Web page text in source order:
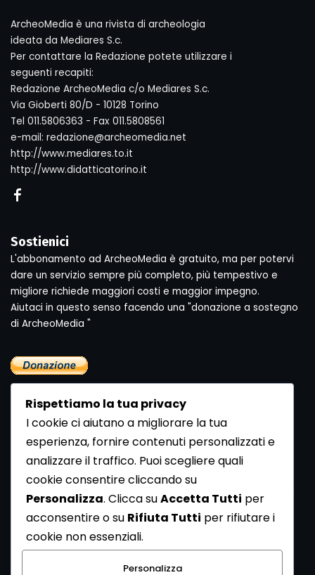
ArcheoMedia è una rivista di archeologia
ideata da Mediares S.c.
Per contattare la Redazione potete utilizzare i
seguenti recapiti:
Redazione ArcheoMedia c/o Mediares S.c.
Via Gioberti 80/D - 10128 Torino
Tel 011.5806363 - Fax 011.5808561
e-mail: redazione@archeomedia.net
http://www.mediares.to.it
http://www.didatticatorino.it
Sostienici
L'abbonamento ad ArcheoMedia è gratuito, ma per potervi
dare un servizio sempre più completo, più tempestivo e
migliore richiede maggiori costi e maggior impegno.
Aiutaci in questo senso facendo una "donazione a sostegno
di ArcheoMedia "
Newsletter
Se vuoi ricevere la Rivista gratuita di archeologia realizzata
dalla Redazione di ArcheoMedia iscriviti alla nostra
Newsletter [Clicca Qui]
Con l'invio del messaggio l'utente dichiara di aver letto
l’informativa sulla privacy e di acconsentire al trattamento
Rispettiamo la tua privacy
I cookie ci aiutano a migliorare la tua
esperienza, fornire contenuti personalizzati e
analizzare il traffico. Puoi scegliere quali
cookie consentire cliccando su
Personalizza. Clicca suAccetta Tutti per
acconsentire o su Rifiuta Tutti per rifiutare i
cookie non essenziali.
Personalizza